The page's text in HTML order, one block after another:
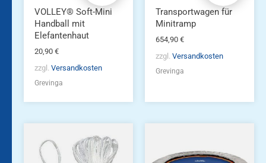
VOLLEY® Soft-Mini
Handball mit
Elefantenhaut
20,90 €
zzgl. Versandkosten
Grevinga
Transportwagen für
Minitramp
654,90 €
zzgl. Versandkosten
Grevinga